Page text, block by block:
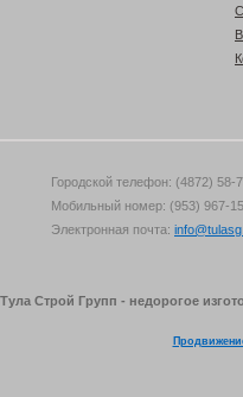
Городской телефон: (4872) 58-
Мобильный номер: (953) 967-
Электронная почта:
Строй Групп - недорогое